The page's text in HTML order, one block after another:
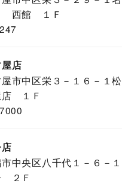
西館 １Ｆ
店
市中区栄３－１６－１松
店 １Ｆ
中央区八千代１－６－１
２Ｆ